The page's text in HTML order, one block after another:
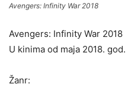
Avengers: Infinity War 2018
Avengers: Infinity War 2018
U kinima od maja 2018. god.
Žanr: